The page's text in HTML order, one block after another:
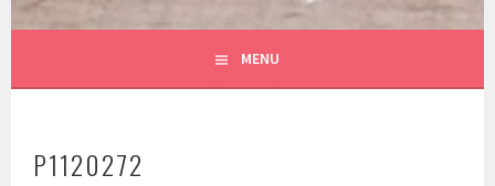
MENU
P1120272